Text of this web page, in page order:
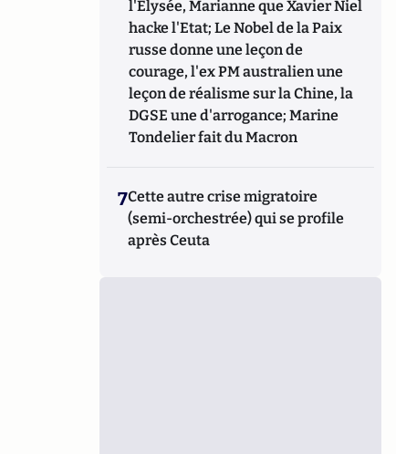
l'Elysée, Marianne que Xavier Niel
hacke l'Etat; Le Nobel de la Paix
russe donne une leçon de
courage, l'ex PM australien une
leçon de réalisme sur la Chine, la
DGSE une d'arrogance; Marine
Tondelier fait du Macron
7Cette autre crise migratoire
(semi-orchestrée) qui se profile
après Ceuta